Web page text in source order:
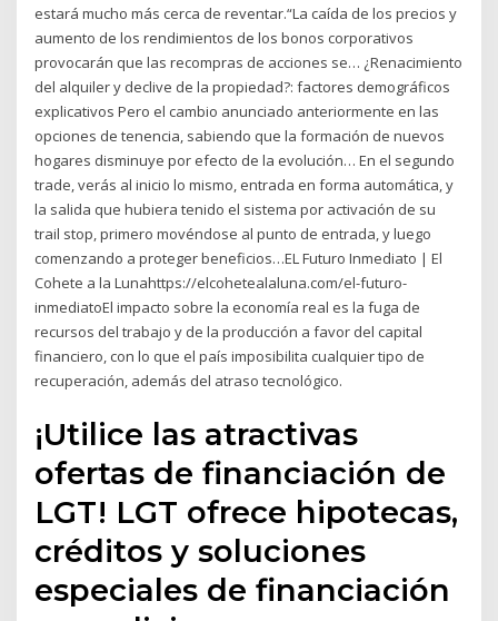
estará mucho más cerca de reventar.“La caída de los precios y
aumento de los rendimientos de los bonos corporativos
provocarán que las recompras de acciones se… ¿Renacimiento
del alquiler y declive de la propiedad?: factores demográficos
explicativos Pero el cambio anunciado anteriormente en las
opciones de tenencia, sabiendo que la formación de nuevos
hogares disminuye por efecto de la evolución… En el segundo
trade, verás al inicio lo mismo, entrada en forma automática, y
la salida que hubiera tenido el sistema por activación de su
trail stop, primero movéndose al punto de entrada, y luego
comenzando a proteger beneficios…EL Futuro Inmediato | El
Cohete a la Lunahttps://elcohetealaluna.com/el-futuro-
inmediatoEl impacto sobre la economía real es la fuga de
recursos del trabajo y de la producción a favor del capital
financiero, con lo que el país imposibilita cualquier tipo de
recuperación, además del atraso tecnológico.
¡Utilice las atractivas
ofertas de financiación de
LGT! LGT ofrece hipotecas,
créditos y soluciones
especiales de financiación